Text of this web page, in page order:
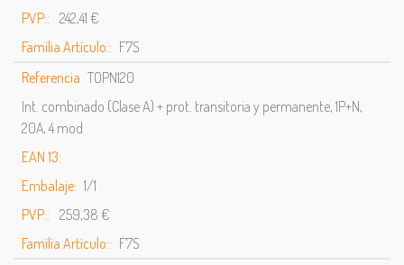
PVP:: 242,41 €
Familia Artículo:: F7S
Referencia TOPN120
Int. combinado (Clase A) + prot. transitoria y permanente, 1P+N,
20A, 4 mod
EAN 13:
Embalaje: 1/1
PVP:: 259,38 €
Familia Artículo:: F7S